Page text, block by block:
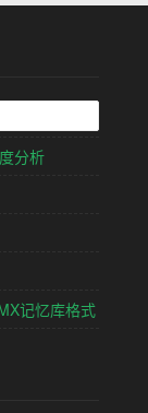
分析
记忆库格式